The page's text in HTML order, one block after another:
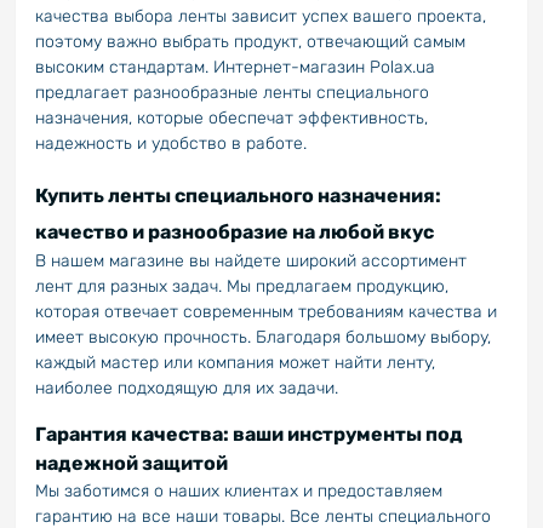
качества выбора ленты зависит успех вашего проекта,
поэтому важно выбрать продукт, отвечающий самым
высоким стандартам. Интернет-магазин Polax.ua
предлагает разнообразные ленты специального
назначения, которые обеспечат эффективность,
надежность и удобство в работе.
Купить ленты специального назначения:
качество и разнообразие на любой вкус
В нашем магазине вы найдете широкий ассортимент
лент для разных задач. Мы предлагаем продукцию,
которая отвечает современным требованиям качества и
имеет высокую прочность. Благодаря большому выбору,
каждый мастер или компания может найти ленту,
наиболее подходящую для их задачи.
Гарантия качества: ваши инструменты под
надежной защитой
Мы заботимся о наших клиентах и предоставляем
гарантию на все наши товары. Все ленты специального